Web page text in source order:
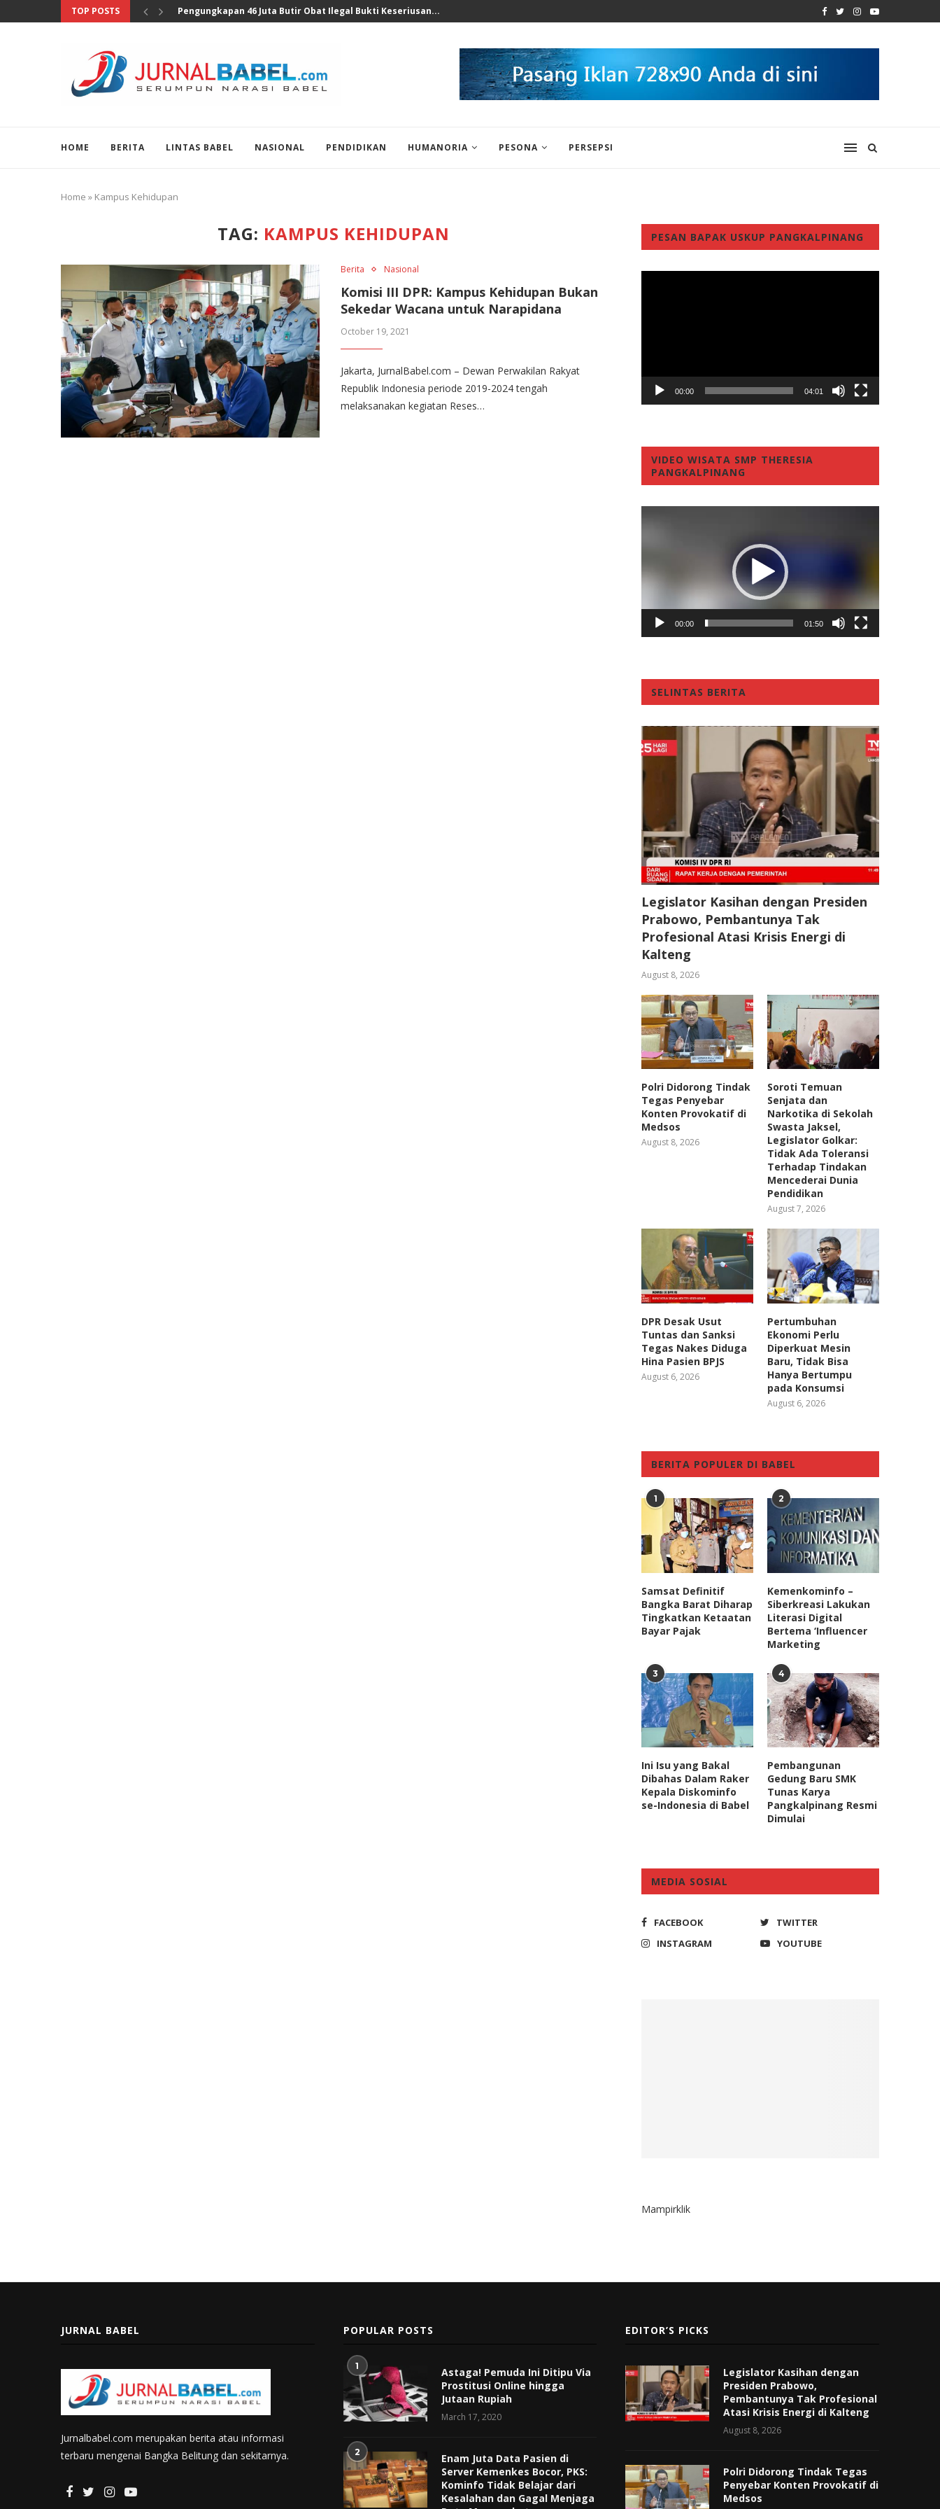
TOP POSTS Pengungkapan 46 Juta Butir Obat Ilegal Bukti Keseriusan...
HOME BERITA LINTAS BABEL NASIONAL PENDIDIKAN HUMANORIA PESONA PERSEPSI
Home » Kampus Kehidupan
TAG: KAMPUS KEHIDUPAN
Berita Nasional
Komisi III DPR: Kampus Kehidupan Bukan
Sekedar Wacana untuk Narapidana
October 19, 2021
Jakarta, JurnalBabel.com – Dewan Perwakilan Rakyat
Republik Indonesia periode 2019-2024 tengah
melaksanakan kegiatan Reses…
PESAN BAPAK USKUP PANGKALPINANG
00:00 04:01
VIDEO WISATA SMP THERESIA
PANGKALPINANG
00:00 01:50
SELINTAS BERITA
Legislator Kasihan dengan Presiden
Prabowo, Pembantunya Tak
Profesional Atasi Krisis Energi di
Kalteng
August 8, 2026
Polri Didorong Tindak
Tegas Penyebar
Konten Provokatif di
Medsos
August 8, 2026
Soroti Temuan
Senjata dan
Narkotika di Sekolah
Swasta Jaksel,
Legislator Golkar:
Tidak Ada Toleransi
Terhadap Tindakan
Mencederai Dunia
Pendidikan
August 7, 2026
DPR Desak Usut
Tuntas dan Sanksi
Tegas Nakes Diduga
Hina Pasien BPJS
August 6, 2026
Pertumbuhan
Ekonomi Perlu
Diperkuat Mesin
Baru, Tidak Bisa
Hanya Bertumpu
pada Konsumsi
August 6, 2026
BERITA POPULER DI BABEL
1
Samsat Definitif
Bangka Barat Diharap
Tingkatkan Ketaatan
Bayar Pajak
2
Kemenkominfo –
Siberkreasi Lakukan
Literasi Digital
Bertema ‘Influencer
Marketing
3
Ini Isu yang Bakal
Dibahas Dalam Raker
Kepala Diskominfo
se-Indonesia di Babel
4
Pembangunan
Gedung Baru SMK
Tunas Karya
Pangkalpinang Resmi
Dimulai
MEDIA SOSIAL
FACEBOOK
TWITTER
INSTAGRAM
YOUTUBE
Mampirklik
JURNAL BABEL
Jurnalbabel.com merupakan berita atau informasi
terbaru mengenai Bangka Belitung dan sekitarnya.
POPULAR POSTS
1
Astaga! Pemuda Ini Ditipu Via
Prostitusi Online hingga
Jutaan Rupiah
March 17, 2020
2
Enam Juta Data Pasien di
Server Kemenkes Bocor, PKS:
Kominfo Tidak Belajar dari
Kesalahan dan Gagal Menjaga
EDITOR’S PICKS
Legislator Kasihan dengan
Presiden Prabowo,
Pembantunya Tak Profesional
Atasi Krisis Energi di Kalteng
August 8, 2026
Polri Didorong Tindak Tegas
Penyebar Konten Provokatif di
Medsos